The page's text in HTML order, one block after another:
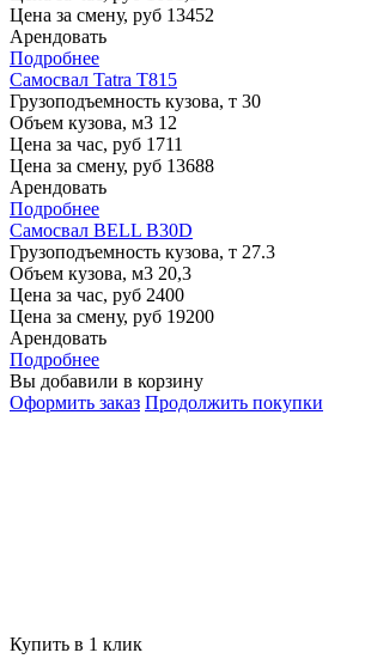
Цена за смену, руб 13452
Арендовать
Подробнее
Самосвал Tatra T815
Грузоподъемность кузова, т 30
Объем кузова, м3 12
Цена за час, руб 1711
Цена за смену, руб 13688
Арендовать
Подробнее
Самосвал BELL B30D
Грузоподъемность кузова, т 27.3
Объем кузова, м3 20,3
Цена за час, руб 2400
Цена за смену, руб 19200
Арендовать
Подробнее
Вы добавили в корзину
Оформить заказ Продолжить покупки
Купить в 1 клик